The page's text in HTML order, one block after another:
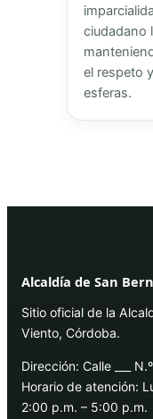
ciudadano
el respeto
esferas.
Alcaldía de San
Sitio oficial de la
Viento, Córdoba.
Dirección: Calle ___
Horario de atención:
2:00 p.m. – 5:00 p.m.